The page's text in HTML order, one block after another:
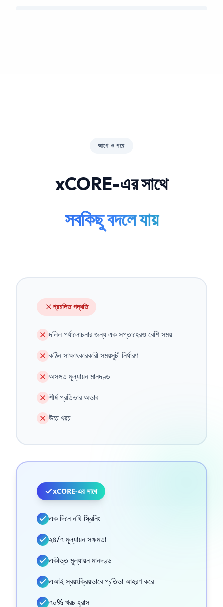
আগে ও পরে
xCORE-এর সাথে
সবকিছু বদলে যায়
প্রচলিত পদ্ধতি
দলিল পর্যালোচনার জন্য এক সপ্তাহেরও বেশি সময়
কঠিন সাক্ষাৎকারকারী সময়সূচী নির্ধারণ
অসঙ্গত মূল্যায়ন মানদণ্ড
শীর্ষ প্রতিভার অভাব
উচ্চ খরচ
xCORE-এর সাথে
এক দিনে নথি স্ক্রিনিং
২৪/৭ মূল্যায়ন সক্ষমতা
একীভূত মূল্যায়ন মানদণ্ড
এআই স্বয়ংক্রিয়ভাবে প্রতিভা আহরণ করে
৭০% খরচ হ্রাস